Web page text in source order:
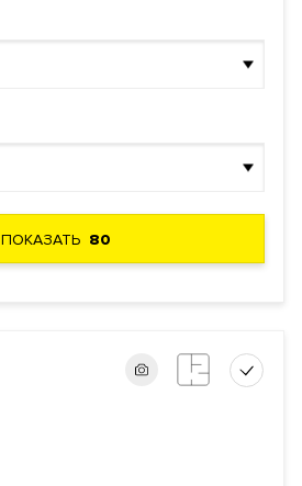
ПОКАЗАТЬ 80